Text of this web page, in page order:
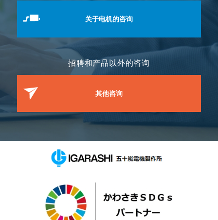
关于电机的咨询
招聘和产品以外的咨询
其他咨询